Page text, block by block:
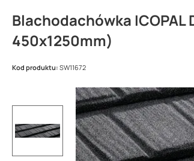
Blachodachówka
450x1250mm)
Kod produktu: SW11672